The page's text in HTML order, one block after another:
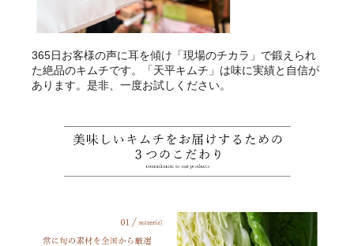
365日お客様の声に耳を傾け「現場のチカラ」で鍛えられ
た絶品のキムチです。「天平キムチ」は味に実績と自信が
あります。是非、一度お試しください。